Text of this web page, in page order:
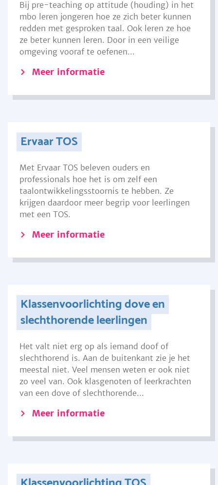
Bij pre-teaching op attitude (houding) in het
mbo leren jongeren hoe ze zich beter kunnen
redden met gesproken taal. Ook leren ze hoe
ze beter kunnen leren. Door in een veilige
omgeving vooraf te oefenen...
Meer informatie
Ervaar TOS
Met Ervaar TOS beleven ouders en
professionals hoe het is om zelf een
taalontwikkelingsstoornis te hebben. Ze
krijgen daardoor meer begrip voor leerlingen
met een TOS.
Meer informatie
Klassenvoorlichting dove en
slechthorende leerlingen
Het valt niet erg op als iemand doof of
slechthorend is. Aan de buitenkant zie je het
meestal niet. Veel mensen weten er ook niet
zo veel van. Ook klasgenoten of leerkrachten
van een dove of slechthorende...
Meer informatie